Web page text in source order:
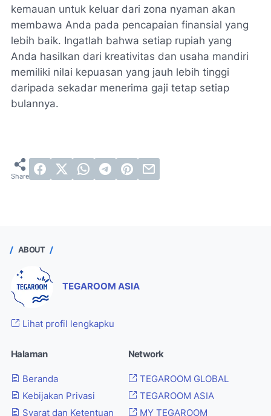
kemauan untuk keluar dari zona nyaman akan
membawa Anda pada pencapaian finansial yang
lebih baik. Ingatlah bahwa setiap rupiah yang
Anda hasilkan dari kreativitas dan usaha mandiri
memiliki nilai kepuasan yang jauh lebih tinggi
daripada sekadar menerima gaji tetap setiap
bulannya.
ABOUT
TEGAROOM ASIA
Lihat profil lengkapku
Halaman
Beranda
Kebijakan Privasi
Syarat dan Ketentuan
Network
TEGAROOM GLOBAL
TEGAROOM ASIA
MY TEGAROOM